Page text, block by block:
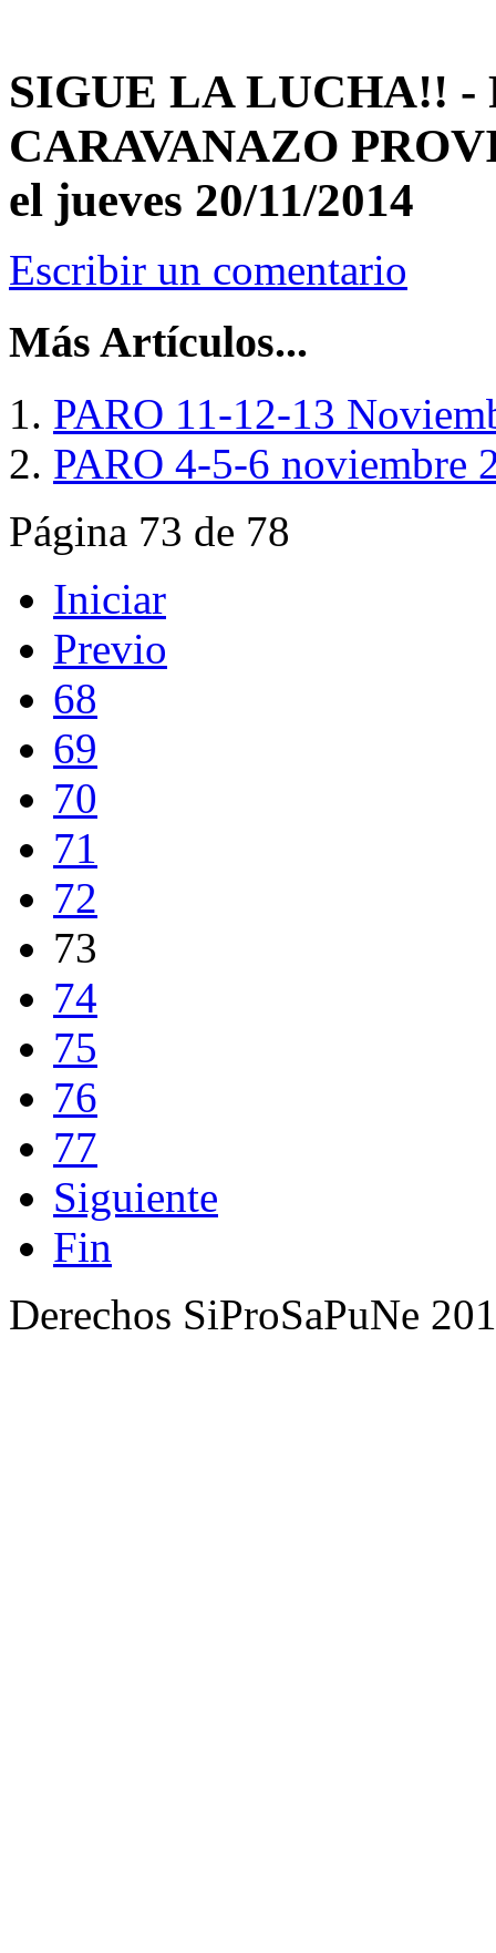
SIGUE LA LUCHA!! -
CARAVANAZO
el jueves 20/11/2014
Escribir un comentario
Más Artículos...
PARO 11-12-13
PARO 4-5-6 noviembre
Página 73 de 78
Iniciar
Previo
68
69
70
71
72
73
74
75
76
77
Siguiente
Fin
Derechos SiProSaPuNe